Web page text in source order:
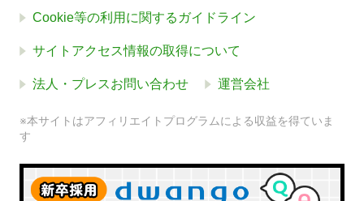
Cookie等の利用に関するガイドライン
サイトアクセス情報の取得について
法人・プレスお問い合わせ 運営会社
※本サイトはアフィリエイトプログラムによる収益を得ていま
す